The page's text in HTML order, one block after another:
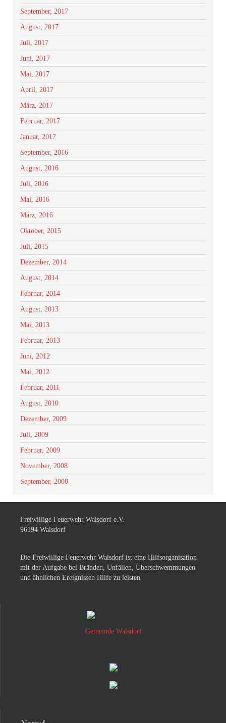
September, 2017
August, 2017
Juli, 2017
Juni, 2017
Mai, 2017
April, 2017
März, 2017
Februar, 2017
Januar, 2017
September, 2016
August, 2016
Juli, 2016
Mai, 2016
März, 2016
Oktober, 2015
Juli, 2015
Dezember, 2014
August, 2014
Februar, 2014
August, 2013
Mai, 2013
Februar, 2013
Juni, 2012
Mai, 2012
Februar, 2011
August, 2010
Dezember, 2009
Juli, 2009
Februar, 2009
November, 2008
September, 2008
Freiwillige Feuerwehr Walsdorf e.V.
96194 Walsdorf
Die Freiwillige Feuerwehr Walsdorf ist eine Hilfsorganisation
mit der Aufgabe bei Bränden, Unfällen, Überschwemmungen
und ähnlichen Ereignissen Hilfe zu leisten
Gemeinde Walsdorf